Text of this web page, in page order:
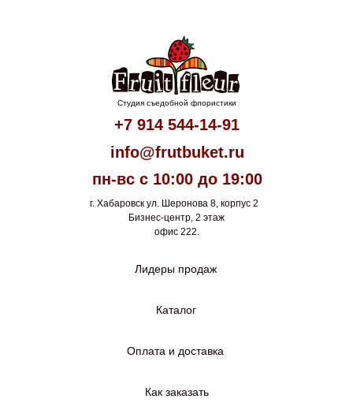
Студия съедобной флористики
+7 914 544-14-91
info@frutbuket.ru
пн-вс с 10:00 до 19:00
г. Хабаровск ул. Шеронова 8, корпус 2
Бизнес-центр, 2 этаж
офис 222.
Лидеры продаж
Каталог
Оплата и доставка
Как заказать